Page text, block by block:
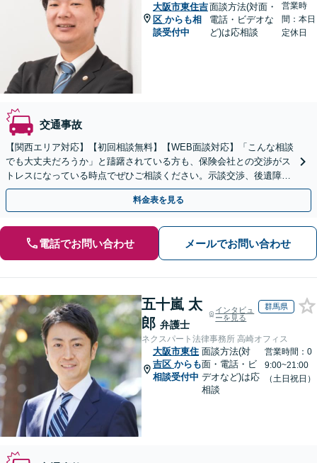
大阪市東住吉
区 からも相
談受付中
面談方法(対面・
電話・ビデオな
ど)は応相談
営業時
間：本日
定休日
交通事故
【関西エリア対応】【初回相談無料】【WEB面談対応】「こんな相談
でも大丈夫だろうか」と躊躇されている方も、保険会社との交渉がス
トレスになっている時点でぜひご相談ください。示談交渉、後遺障害
等級認定、過失割合などすべて対応【休日・夜間相談可】
料金表を見る
電話でお問い合わせ メールでお問い合わせ
五十嵐 太
郎 弁護士
インタビュ
ーを見る
群馬県
ネクスパート法律事務所 高崎オフィス
大阪市東住
吉区 からも
相談受付中
面談方法(対
面・電話・ビ
デオなど)は応
相談
営業時間：0
9:00~21:00
（土日祝日）